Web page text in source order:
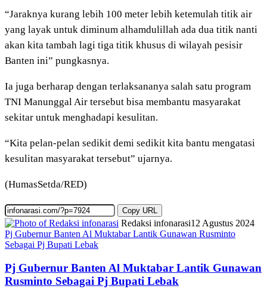
“Jaraknya kurang lebih 100 meter lebih ketemulah titik air
yang layak untuk diminum alhamdulillah ada dua titik nanti
akan kita tambah lagi tiga titik khusus di wilayah pesisir
Banten ini” pungkasnya.
Ia juga berharap dengan terlaksananya salah satu program
TNI Manunggal Air tersebut bisa membantu masyarakat
sekitar untuk menghadapi kesulitan.
“Kita pelan-pelan sedikit demi sedikit kita bantu mengatasi
kesulitan masyarakat tersebut” ujarnya.
(HumasSetda/RED)
Copy URL
Redaksi infonarasi12 Agustus 2024
Pj Gubernur Banten Al Muktabar Lantik Gunawan Rusminto
Sebagai Pj Bupati Lebak
Pj Gubernur Banten Al Muktabar Lantik Gunawan
Rusminto Sebagai Pj Bupati Lebak